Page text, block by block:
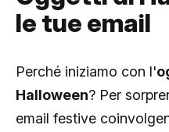
le tue email
Perché iniziamo con l'
Halloween? Per
email festive